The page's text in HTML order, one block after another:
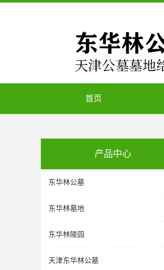
首页
产品中心
东华林公墓
东华林墓地
东华林陵园
天津东华林公墓